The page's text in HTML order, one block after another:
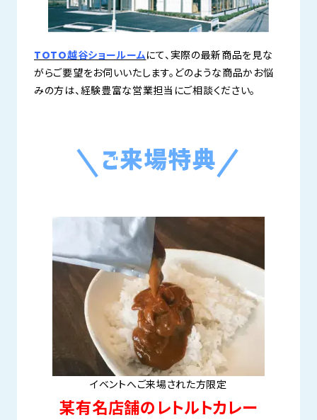
TOTO越谷ショールームにて、実際の最新商品を見な
がらご要望をお伺いいたします。どのような商品かお悩
みの方は、経験豊富な営業担当にご相談ください。
イベントへご来場された方限定
某有名店舗のレトルトカレー